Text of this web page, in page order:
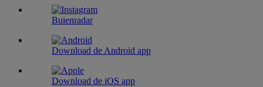
Buienradar
Download de Android app
Download de iOS app